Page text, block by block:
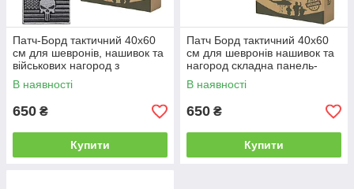
Патч-Борд тактичний 40х60
см для шевронів, нашивок та
військових нагород з
липучкою для колекціонерів і
військових
В наявності
650 ₴
Купити
Патч Борд тактичний 40х60
см для шевронів нашивок та
нагород складна панель-
стенд з липучкою для
колекціонерів та військових
В наявності
650 ₴
Купити